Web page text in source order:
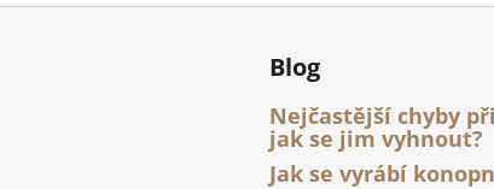
Blog
Nejčastější chyby
jak se jim vyhnout?
Jak se vyrábí